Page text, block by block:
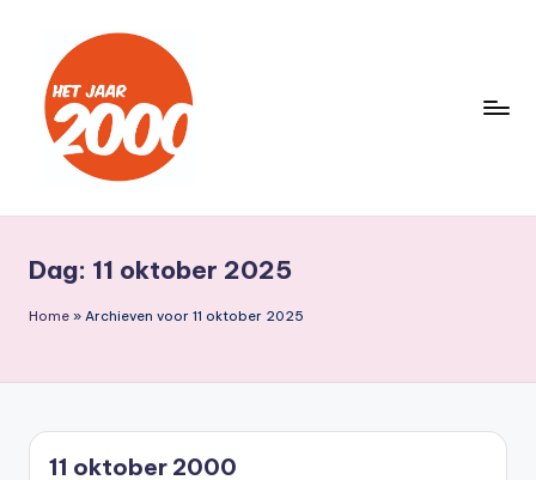
inhoud
t
J
r
lang
terug
naar
Dag: 11 oktober 2025
Home » Archieven voor 11 oktober 2025
11 oktober 2000